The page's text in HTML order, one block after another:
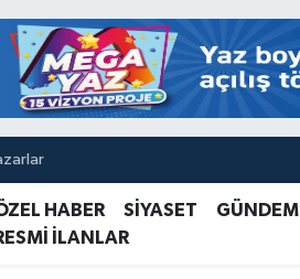
HABER SİYASET GÜNDEM
İLANLAR